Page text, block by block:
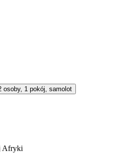
osoby, 1 pokój, samolot
Afryki